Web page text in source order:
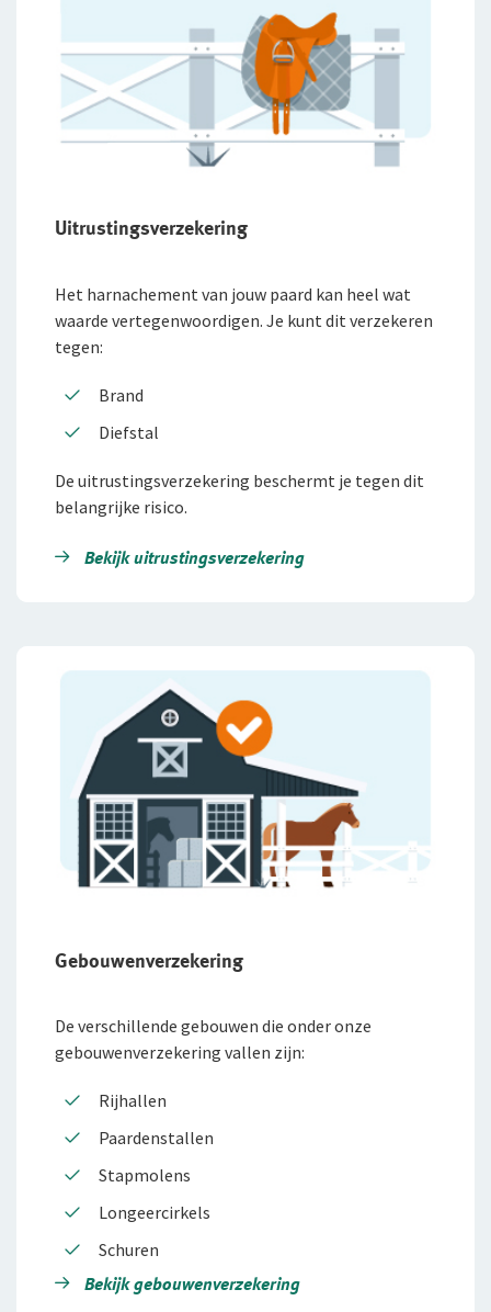
Uitrustingsverzekering
Het harnachement van jouw paard kan heel wat
waarde vertegenwoordigen. Je kunt dit verzekeren
tegen:
Brand
Diefstal
De uitrustingsverzekering beschermt je tegen dit
belangrijke risico.
Bekijk uitrustingsverzekering
Gebouwenverzekering
De verschillende gebouwen die onder onze
gebouwenverzekering vallen zijn:
Rijhallen
Paardenstallen
Stapmolens
Longeercirkels
Schuren
Bekijk gebouwenverzekering